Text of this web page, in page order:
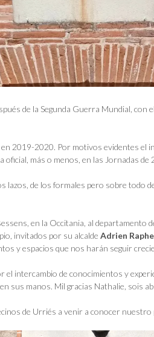
de la Segunda Guerra Mundial,
2019-2020. Por motivos evidentes el
oficial, más o menos, en las Jornadas
de los formales pero sobre todo
en la Occitania, al departamento
invitados por su alcalde Adrien
y espacios que nos harán seguir
intercambio de conocimientos y
sus manos. Mil gracias Nathalie, sois
de Urriés a venir a conocer